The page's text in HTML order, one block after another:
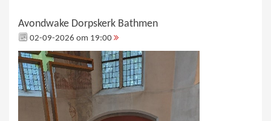
Avondwake Dorpskerk Bathmen
02-09-2026 om 19:00